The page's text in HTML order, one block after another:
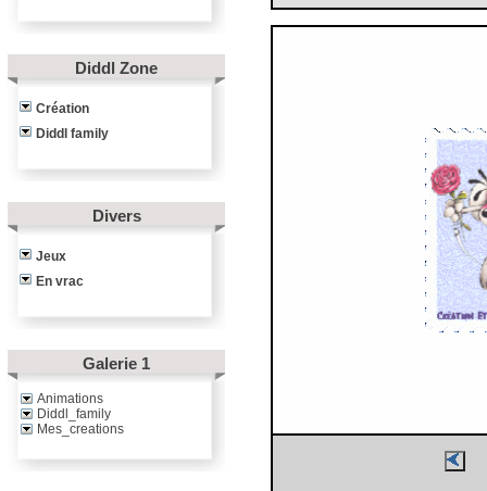
Diddl Zone
Création
Diddl family
Divers
Jeux
En vrac
Galerie 1
Animations
Diddl_family
Mes_creations